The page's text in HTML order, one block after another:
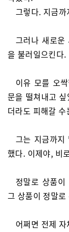
그렇다. 지금
그러나 새로
을 불러일으킨다.
이유 모를 오
문을 떨쳐내고
더라도 피해갈
그는 지금까
했다. 이제야, 비
정말로 상품
그 상품이 정말
어쩌면 전제